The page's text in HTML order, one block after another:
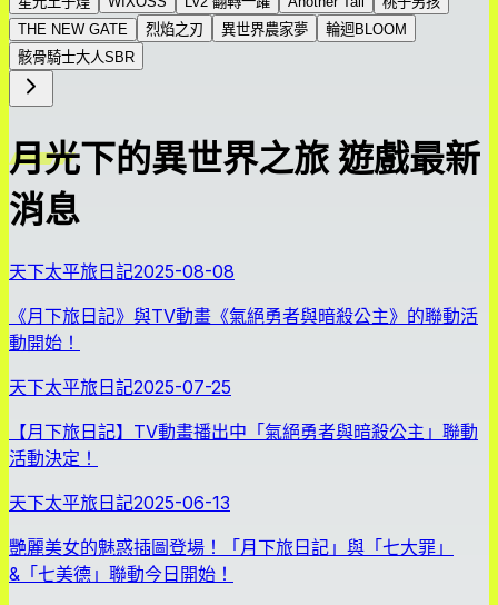
THE NEW GATE
烈焰之刃 異世界農家夢
輪迴BLOOM
骸骨騎士大人SBR
月光下的異世界之旅 遊戲最新
消息
天下太平旅日記2025-08-08
《月下旅日記》與TV動畫《氣絕勇者與暗殺公主》的聯動活
動開始！
天下太平旅日記2025-07-25
【月下旅日記】TV動畫播出中「氣絕勇者與暗殺公主」聯動
活動決定！
天下太平旅日記2025-06-13
艷麗美女的魅惑插圖登場！「月下旅日記」與「七大罪」
&「七美德」聯動今日開始！